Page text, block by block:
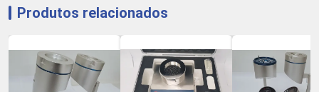
Produtos relacionados